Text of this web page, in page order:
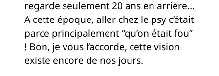
regarde seulement 20 ans en arrière…
A cette époque, aller chez le psy c’était
parce principalement “qu’on était fou”
! Bon, je vous l’accorde, cette vision
existe encore de nos jours.